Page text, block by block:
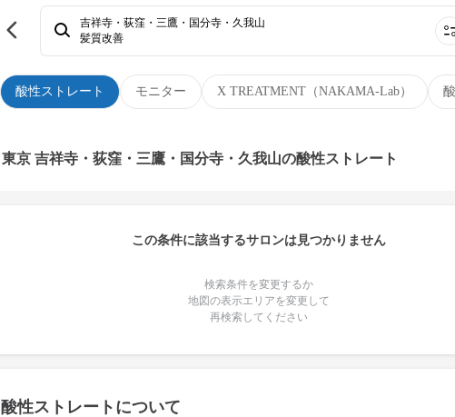
酸性ストレート モニター X TREATMENT（NAKAMA-Lab）
吉祥寺・荻窪・三鷹・国分寺・久我山
髪質改善
東京 吉祥寺・荻窪・三鷹・国分寺・久我山の酸性ストレート
この条件に該当するサロンは見つかりません
検索条件を変更するか
地図の表示エリアを変更して
再検索してください
酸性ストレートについて